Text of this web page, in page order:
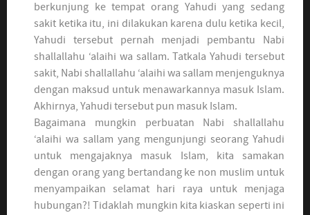
berkunjung ke tempat orang Yahudi yang sedang
sakit ketika itu, ini dilakukan karena dulu ketika kecil,
Yahudi tersebut pernah menjadi pembantu Nabi
shallallahu ‘alaihi wa sallam. Tatkala Yahudi tersebut
sakit, Nabi shallallahu ‘alaihi wa sallam menjenguknya
dengan maksud untuk menawarkannya masuk Islam.
Akhirnya, Yahudi tersebut pun masuk Islam.
Bagaimana mungkin perbuatan Nabi shallallahu
‘alaihi wa sallam yang mengunjungi seorang Yahudi
untuk mengajaknya masuk Islam, kita samakan
dengan orang yang bertandang ke non muslim untuk
menyampaikan selamat hari raya untuk menjaga
hubungan?! Tidaklah mungkin kita kiaskan seperti ini